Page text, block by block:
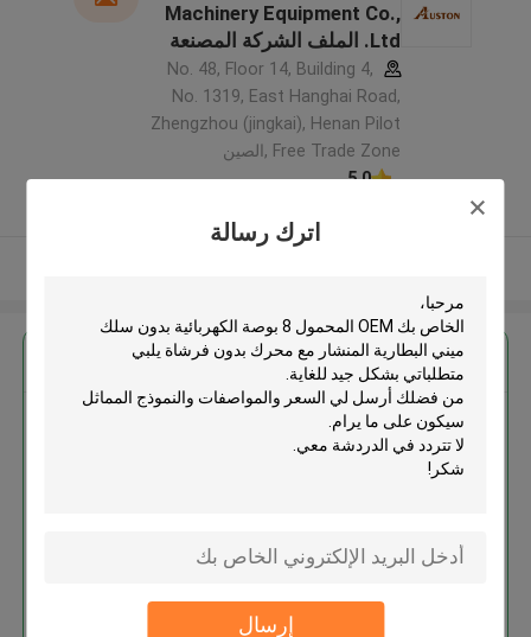
اترك رسالة
إرسال
Machinery Equipment Co.,
Ltd. الملف الشركة المصنعة
No. 48, Floor 14, Building 4,
No. 1319, East Hanghai Road,
Zhengzhou (jingkai), Henan Pilot
Free Trade Zone ,الصين
5.0
احصل على افضل سعر ل
بدون سلك ميني البطارية المنشار مع
استمر